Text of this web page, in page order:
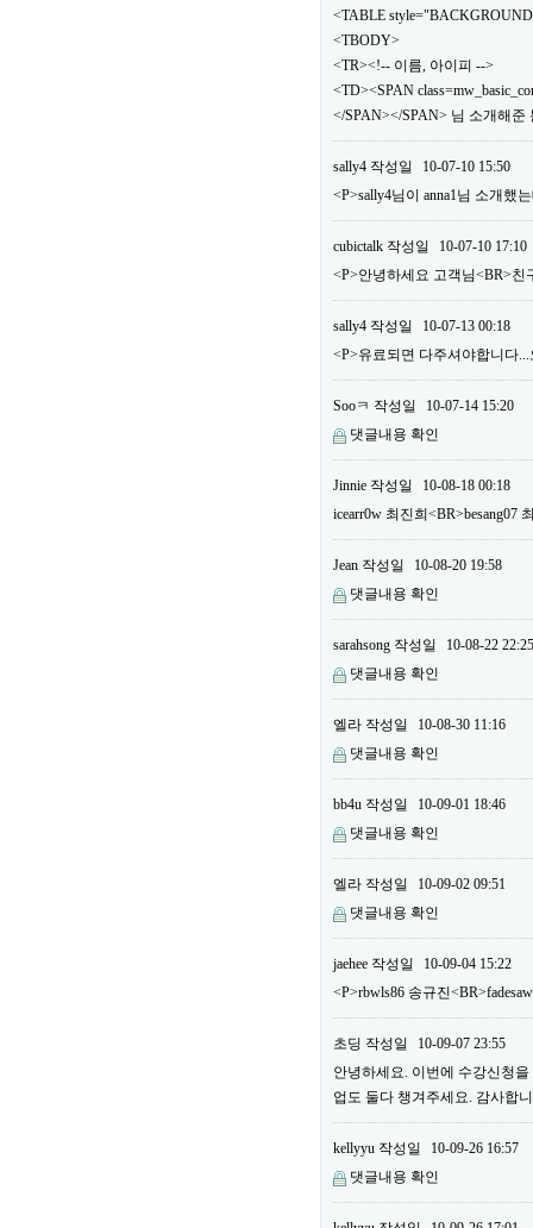
<TABLE style="BACKGROUND:
<TBODY>
<TR><!-- 이름, 아이피 -->
<TD><SPAN
</SPAN></SPAN> 님 소개해
sally4 작성일
10-07-10 15:50
<P>sally4님이 anna1님 소개했
cubictalk 작성일
10-07-10 17:10
<P>안녕하세요 고객님<BR>친
sally4 작성일
10-07-13 00:18
<P>유료되면 다주셔야합니다
Sooㅋ 작성일
10-07-14 15:20
댓글내용 확인
Jinnie 작성일
10-08-18 00:18
icearr0w 최진희<BR>besang07
Jean 작성일
10-08-20 19:58
댓글내용 확인
sarahsong 작성일
10-08-22 22:25
댓글내용 확인
엘라 작성일
10-08-30 11:16
댓글내용 확인
bb4u 작성일
10-09-01 18:46
댓글내용 확인
엘라 작성일
10-09-02 09:51
댓글내용 확인
jaehee 작성일
10-09-04 15:22
<P>rbwls86 송규진
초딩 작성일
10-09-07 23:55
안녕하세요. 이번에 수강신청
업도 둘다 챙겨주세요. 감사합
kellyyu 작성일
10-09-26 16:57
댓글내용 확인